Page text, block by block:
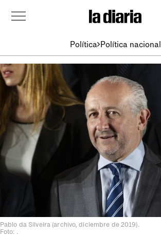
Política Política nacional
Pablo da Silveira (archivo, diciembre de 2019).
Foto: .